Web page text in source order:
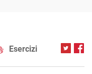
Esercizi